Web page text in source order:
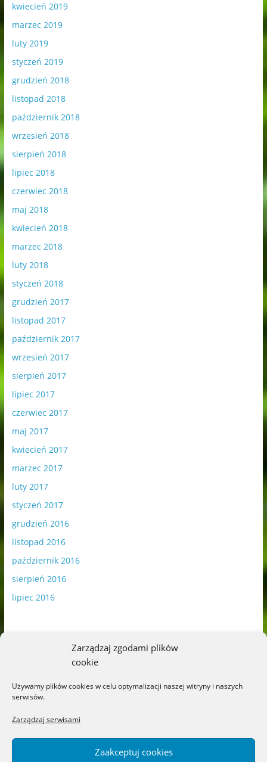
Zarządzaj zgodami plików
cookie
Używamy plików cookies w celu optymalizacji naszej witryny i naszych
serwisów.
Zarządzaj serwisami
Zaakceptuj cookies
kwiecień 2019
marzec 2019
luty 2019
styczeń 2019
grudzień 2018
listopad 2018
październik 2018
wrzesień 2018
sierpień 2018
lipiec 2018
czerwiec 2018
maj 2018
kwiecień 2018
marzec 2018
luty 2018
styczeń 2018
grudzień 2017
listopad 2017
październik 2017
wrzesień 2017
sierpień 2017
lipiec 2017
czerwiec 2017
maj 2017
kwiecień 2017
marzec 2017
luty 2017
styczeń 2017
grudzień 2016
listopad 2016
październik 2016
sierpień 2016
lipiec 2016